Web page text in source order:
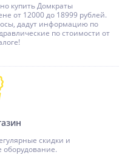
купить Домкраты
от 12000 до 18999 рублей.
дадут информацию по
по стоимости от
скидки и
оборудование.